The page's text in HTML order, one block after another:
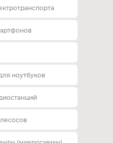
ноутбуков